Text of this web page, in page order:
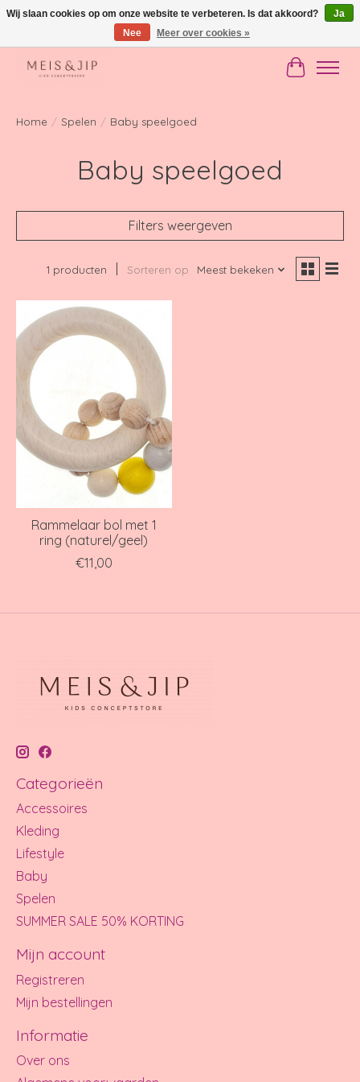
Gratis verzending in NL vanaf €150
Home / Spelen / Baby speelgoed
Baby speelgoed
Filters weergeven
1 producten Sorteren op Meest bekeken
Rammelaar bol met 1
ring (naturel/geel)
€11,00
Categorieën
Accessoires
Kleding
Lifestyle
Baby
Spelen
SUMMER SALE 50% KORTING
Mijn account
Registreren
Mijn bestellingen
Informatie
Over ons
Wij slaan cookies op om onze website te verbeteren. Is dat akkoord?
Ja
Nee
Meer over cookies »